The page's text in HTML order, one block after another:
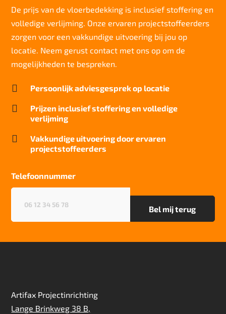
>7
Slijtvastheid NF EN 1307
klasse 33 LC 1+ Rolstoel A
Thermische weerstand
0,082 m2 K/W
26 dB
Brandwerend
Bfl-S1
Kwaliteitslabel GUT
343DOEEE
sterk
Project gebruik
zwaar
De prijs van de vloerbedekking is inclusief stoffering en
volledige verlijming. Onze ervaren projectstoffeerders
zorgen voor een vakkundige uitvoering bij jou op
locatie. Neem gerust contact met ons op om de
mogelijkheden te bespreken.
 Persoonlijk adviesgesprek op locatie

Prijzen inclusief stoffering en volledige
verlijming

Vakkundige uitvoering door ervaren
projectstoffeerders
Telefoonnummer
Artifax Projectinrichting
Lange Brinkweg 38 B,